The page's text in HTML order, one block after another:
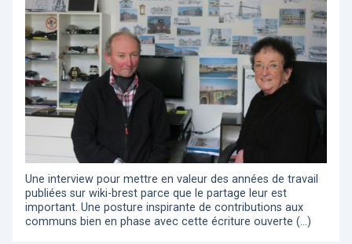
Une interview pour mettre en valeur des années de travail
publiées sur wiki-brest parce que le partage leur est
important. Une posture inspirante de contributions aux
communs bien en phase avec cette écriture ouverte (…)